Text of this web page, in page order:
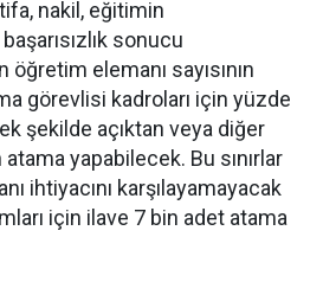
nakil, eğitimin
sonucu
öğretim elemanı sayısının
görevlisi kadroları için yüzde
şekilde açıktan veya diğer
yapabilecek. Bu sınırlar
ihtiyacını karşılayamayacak
için ilave 7 bin adet atama